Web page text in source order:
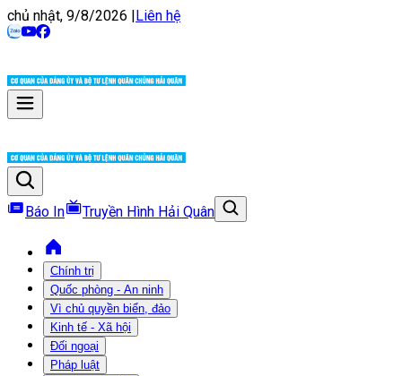
chủ nhật, 9/8/2026 |Liên hệ
Báo In Truyền Hình Hải Quân
Chính trị
Quốc phòng - An ninh
Vì chủ quyền biển, đảo
Kinh tế - Xã hội
Đối ngoại
Pháp luật